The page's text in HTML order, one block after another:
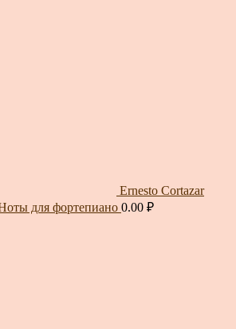
Ernesto Cortazar
для фортепиано 0.00 ₽